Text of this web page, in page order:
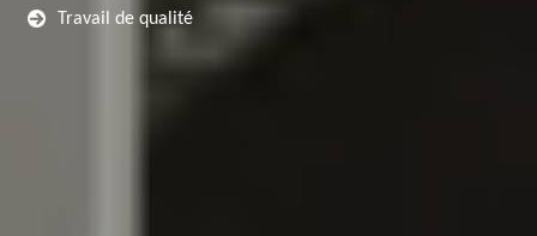
Travail de qualité